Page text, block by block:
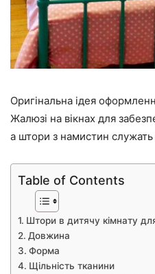
Оригінальна ідея
Жалюзі на вікнах для
а штори з намистин
Table of Contents
Штори в дитячу кімнату
Довжина
Форма
Щільність тканини